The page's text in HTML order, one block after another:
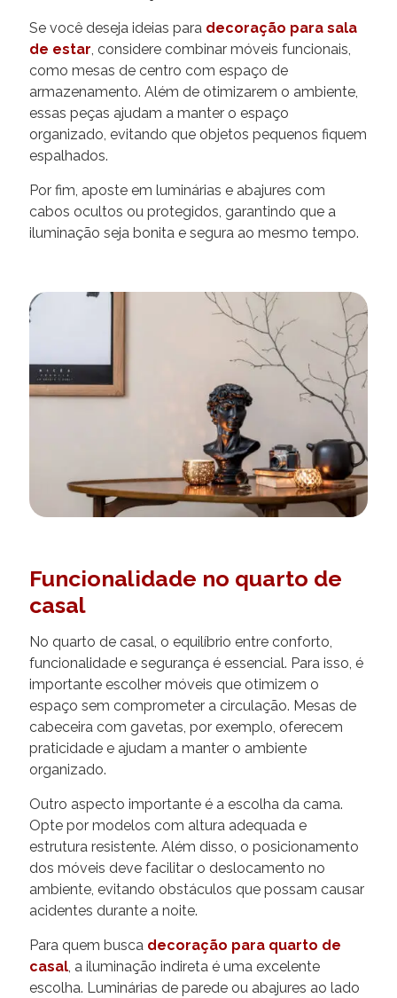
Se você deseja ideias para decoração para sala
de estar , considere combinar móveis funcionais,
como mesas de centro com espaço de
armazenamento. Além de otimizarem o ambiente,
essas peças ajudam a manter o espaço
organizado, evitando que objetos pequenos fiquem
espalhados.
Por fim, aposte em luminárias e abajures com
cabos ocultos ou protegidos, garantindo que a
iluminação seja bonita e segura ao mesmo tempo.
Funcionalidade no quarto de
casal
No quarto de casal, o equilíbrio entre conforto,
funcionalidade e segurança é essencial. Para isso, é
importante escolher móveis que otimizem o
espaço sem comprometer a circulação. Mesas de
cabeceira com gavetas, por exemplo, oferecem
praticidade e ajudam a manter o ambiente
organizado.
Outro aspecto importante é a escolha da cama.
Opte por modelos com altura adequada e
estrutura resistente. Além disso, o posicionamento
dos móveis deve facilitar o deslocamento no
ambiente, evitando obstáculos que possam causar
acidentes durante a noite.
Para quem busca decoração para quarto de
casal, a iluminação indireta é uma excelente
escolha. Luminárias de parede ou abajures ao lado